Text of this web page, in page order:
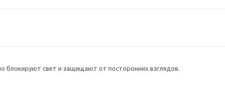
блокируют свет и защищают от посторонних взглядов.